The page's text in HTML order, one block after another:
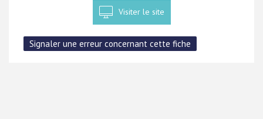
Visiter le site